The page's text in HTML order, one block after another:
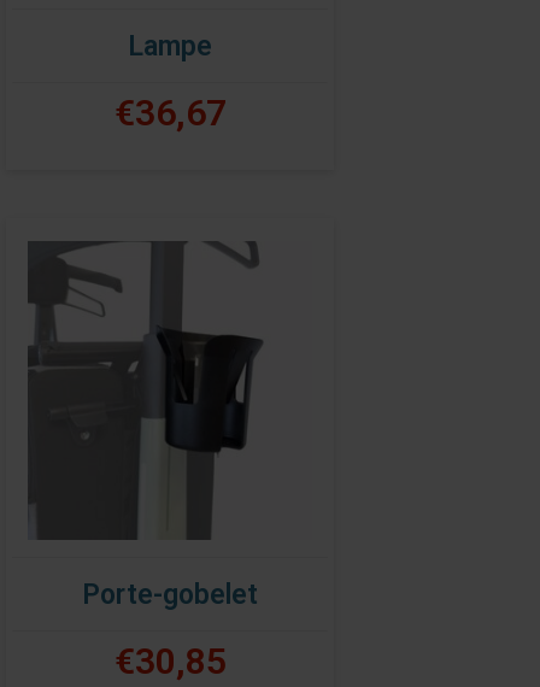
Lampe
€36,67
Porte-gobelet
€30,85